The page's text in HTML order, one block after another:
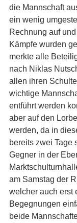
die Mannschaft
ein wenig
Rechnung auf
Kämpfe wurden
merkte alle
nach Niklas
allen ihren
wichtige
entführt werden
aber auf den
werden, da in
bereits zwei Tage
Gegner in der
am Samstag der
welcher auch erst
Begegnungen
beide